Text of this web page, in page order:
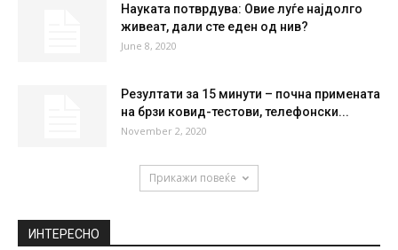
Науката потврдува: Овие луѓе најдолго
живеат, дали сте еден од нив?
June 8, 2020
Резултати за 15 минути – почна примената
на брзи ковид-тестови, телефонски...
November 2, 2020
Прикажи повеќе
ИНТЕРЕСНО